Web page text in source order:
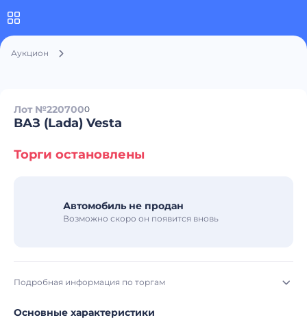
Аукцион
Лот №2207000
ВАЗ (Lada) Vesta
Торги остановлены
Автомобиль не продан
Возможно скоро он появится вновь
Подробная информация по торгам
Начало торгов: 26.06.2026, 13:08 МСК
Основные характеристики